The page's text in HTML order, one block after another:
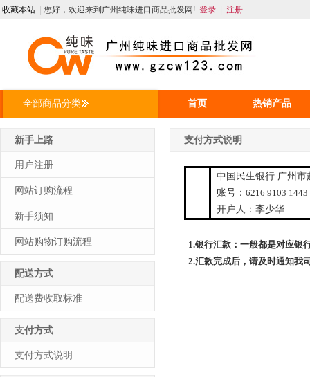
收藏本站 您好，欢迎来到广州纯味进口商品批发网! 登录 注册
全部商品分类 首页 热销产品
新手上路
用户注册
网站订购流程
新手须知
网站购物订购流程
配送方式
配送费收取标准
支付方式
支付方式说明
支付方式说明
中国民生银行 广州市
账号： 6216 9103 1443
开户人：李少华
1.银行汇款：一般都是对应银
2.汇款完成后，请及时通知我